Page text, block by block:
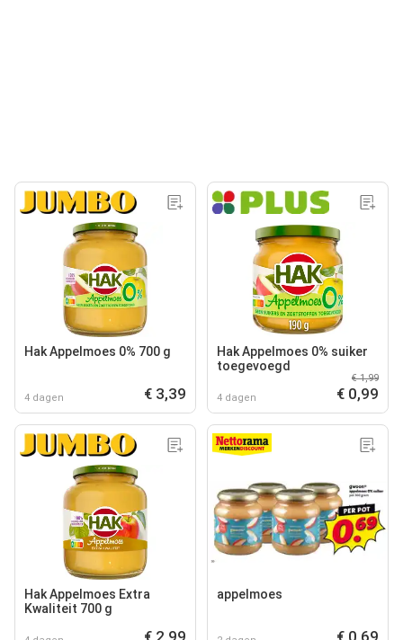
Hak Appelmoes 0% 700 g
4 dagen € 3,39
Hak Appelmoes 0% suiker
toegevoegd
4 dagen
€ 1,99
€ 0,99
Hak Appelmoes Extra
Kwaliteit 700 g
€ 2,99
appelmoes
€ 0,69